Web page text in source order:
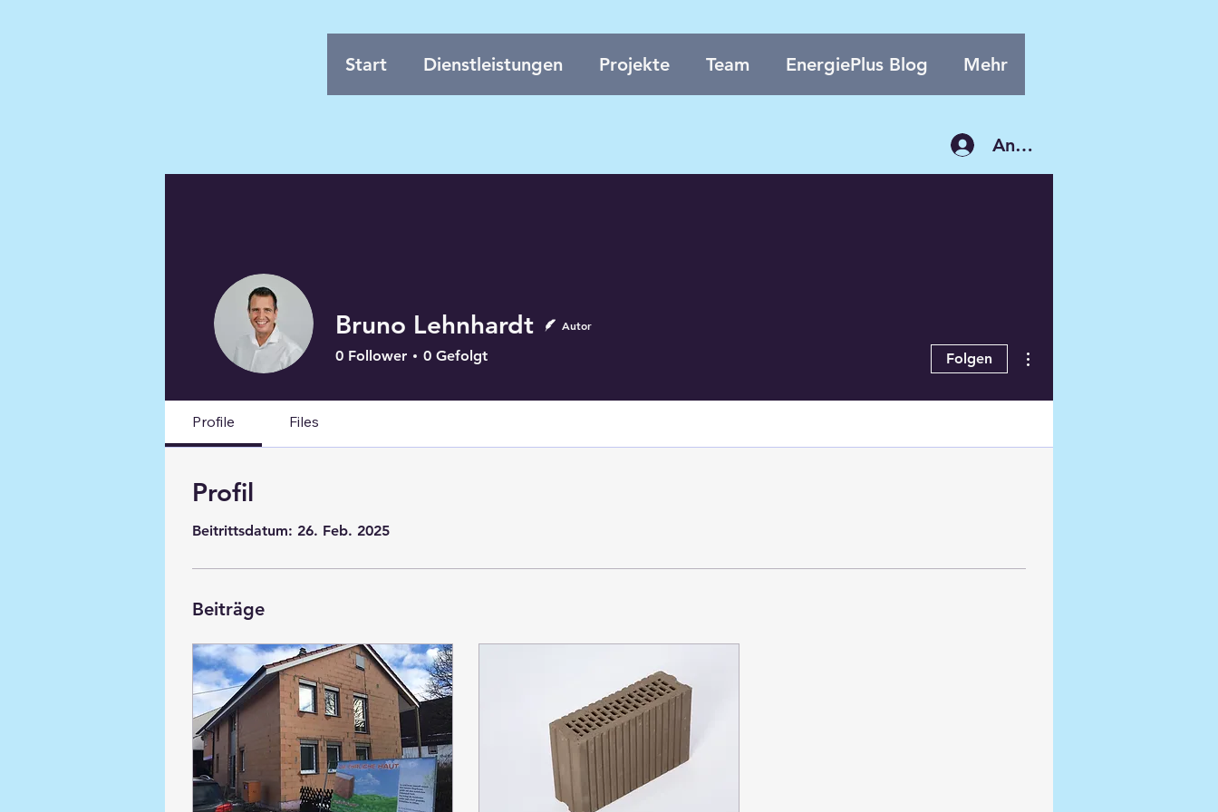
Start Dienstleistungen Projekte Team EnergiePlus Blog Mehr
Anmelden
Bruno Lehnhardt Autor
0 Follower 0 Gefolgt Folgen
Profile Files
Profil
Beitrittsdatum: 26. Feb. 2025
Beiträge